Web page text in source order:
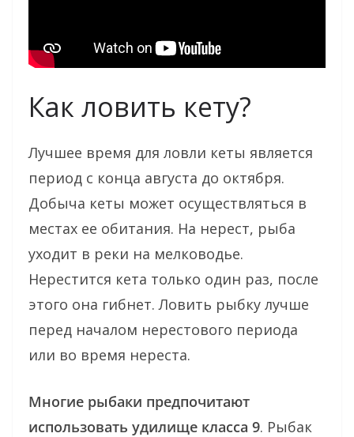
Как ловить кету?
Лучшее время для ловли кеты является
период с конца августа до октября.
Добыча кеты может осуществляться в
местах ее обитания. На нерест, рыба
уходит в реки на мелководье.
Нерестится кета только один раз, после
этого она гибнет. Ловить рыбку лучше
перед началом нерестового периода
или во время нереста.
Многие рыбаки предпочитают
использовать удилище класса 9. Рыбак